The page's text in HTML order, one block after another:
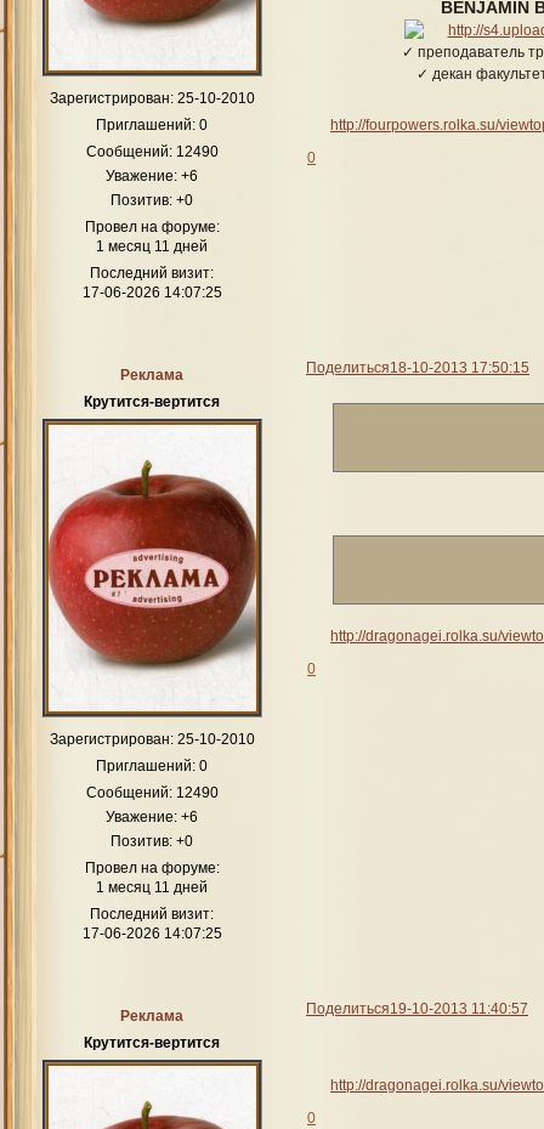
Зарегистрирован: 25-10-2010
Приглашений: 0
Сообщений:12490
Уважение: +6
Позитив: +0
Провел на форуме:
1 месяц 11 дней
Последний визит:
17-06-2026 14:07:25
BENJAMIN
✓ преподаватель
✓ декан
http://fourpowers.rolka.su/
0
Поделиться18-10-2013 17:50:15
Реклама
Крутится-вертится
Зарегистрирован: 25-10-2010
Приглашений: 0
Сообщений:12490
Уважение: +6
Позитив: +0
Провел на форуме:
1 месяц 11 дней
Последний визит:
17-06-2026 14:07:25
http://dragonagei.rolka.su/
0
Поделиться19-10-2013 11:40:57
Реклама
Крутится-вертится
http://dragonagei.rolka.su/
0